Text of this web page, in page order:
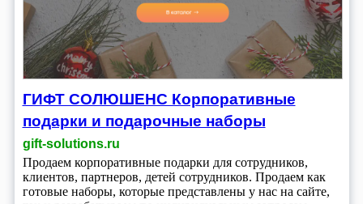
ГИФТ СОЛЮШЕНС Корпоративные
подарки и подарочные наборы
gift-solutions.ru
Продаем корпоративные подарки для сотрудников,
клиентов, партнеров, детей сотрудников. Продаем как
готовые наборы, которые представлены у нас на сайте,